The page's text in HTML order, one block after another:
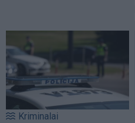
Kriminalai